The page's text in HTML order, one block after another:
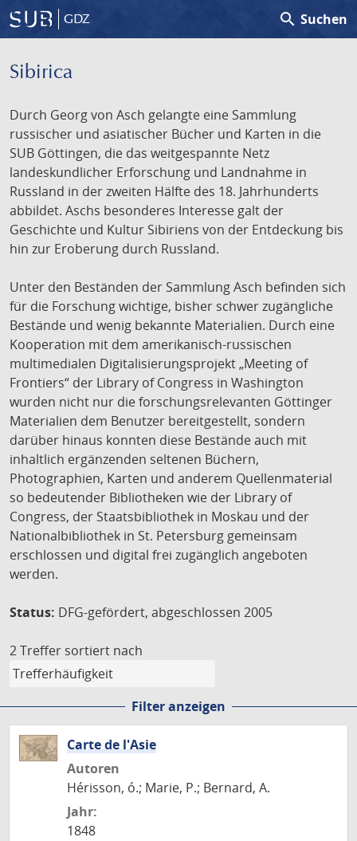
GDZ search Suchen
Sibirica
Durch Georg von Asch gelangte eine Sammlung
russischer und asiatischer Bücher und Karten in die
SUB Göttingen, die das weitgespannte Netz
landeskundlicher Erforschung und Landnahme in
Russland in der zweiten Hälfte des 18. Jahrhunderts
abbildet. Aschs besonderes Interesse galt der
Geschichte und Kultur Sibiriens von der Entdeckung bis
hin zur Eroberung durch Russland.
Unter den Beständen der Sammlung Asch befinden sich
für die Forschung wichtige, bisher schwer zugängliche
Bestände und wenig bekannte Materialien. Durch eine
Kooperation mit dem amerikanisch-russischen
multimedialen Digitalisierungsprojekt „Meeting of
Frontiers“ der Library of Congress in Washington
wurden nicht nur die forschungsrelevanten Göttinger
Materialien dem Benutzer bereitgestellt, sondern
darüber hinaus konnten diese Bestände auch mit
inhaltlich ergänzenden seltenen Büchern,
Photographien, Karten und anderem Quellenmaterial
so bedeutender Bibliotheken wie der Library of
Congress, der Staatsbibliothek in Moskau und der
Nationalbibliothek in St. Petersburg gemeinsam
erschlossen und digital frei zugänglich angeboten
werden.
Status: DFG-gefördert, abgeschlossen 2005
2 Treffer sortiert nach
Filter anzeigen
Carte de l'Asie
Autoren
Hérisson, ó.; Marie, P.; Bernard, A.
Jahr:
1848